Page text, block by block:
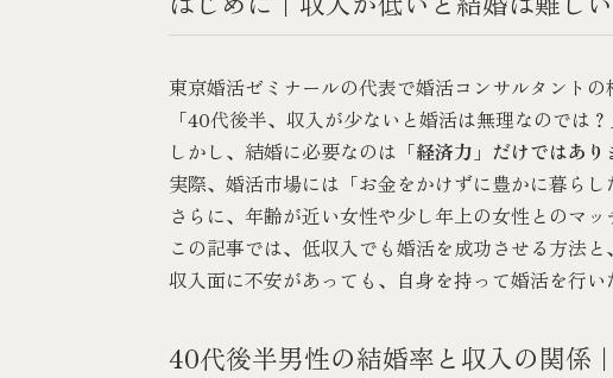
東京婚活ゼミナールの代表で婚活コンサルタントの
「40代後半、収入が少ないと婚活は無理なのでは
しかし、結婚に必要なのは 「経済力」だけではあり
実際、婚活市場には「お金をかけずに豊かに暮ら
さらに、年齢が近い女性や少し年上の女性とのマ
この記事では、低収入でも婚活を成功させる方法
収入面に不安があっても、自身を持って婚活を行い
40代後半男性の結婚率と収入の関係